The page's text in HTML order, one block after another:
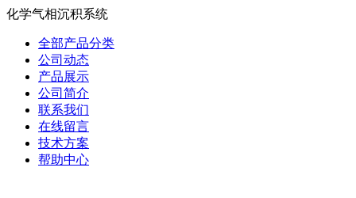
化学气相沉积系统
全部产品分类
公司动态
产品展示
公司简介
联系我们
在线留言
技术方案
帮助中心